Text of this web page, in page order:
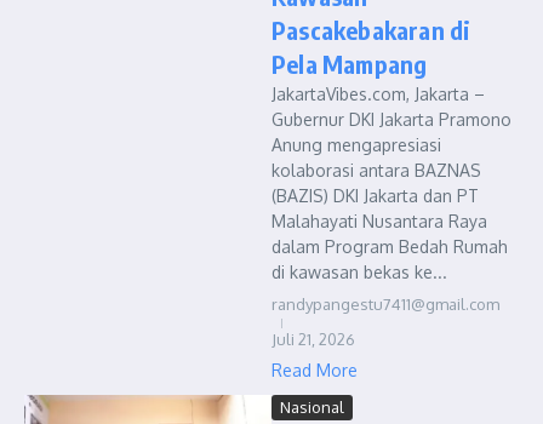
Pascakebakaran di
Pela Mampang
JakartaVibes.com, Jakarta –
Gubernur DKI Jakarta Pramono
Anung mengapresiasi
kolaborasi antara BAZNAS
(BAZIS) DKI Jakarta dan PT
Malahayati Nusantara Raya
dalam Program Bedah Rumah
di kawasan bekas ke...
randypangestu7411@gmail.com
Juli 21, 2026
Read More
Nasional